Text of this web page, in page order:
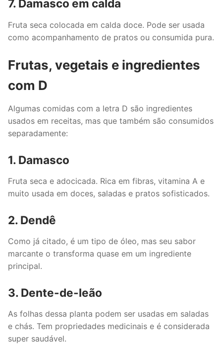
7. Damasco em calda
Fruta seca colocada em calda doce. Pode ser usada
como acompanhamento de pratos ou consumida pura.
Frutas, vegetais e ingredientes
com D
Algumas comidas com a letra D são ingredientes
usados em receitas, mas que também são consumidos
separadamente:
1. Damasco
Fruta seca e adocicada. Rica em fibras, vitamina A e
muito usada em doces, saladas e pratos sofisticados.
2. Dendê
Como já citado, é um tipo de óleo, mas seu sabor
marcante o transforma quase em um ingrediente
principal.
3. Dente-de-leão
As folhas dessa planta podem ser usadas em saladas
e chás. Tem propriedades medicinais e é considerada
super saudável.